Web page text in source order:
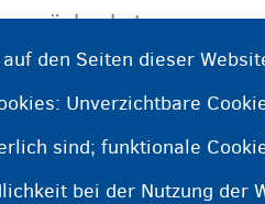
zurückzukehren.
Wenn Sie in Land
und Belgien nicht
Ihrer Abreise im
den Seiten dieser
Unverzichtbare
sind; funktionale
bei der Nutzung der